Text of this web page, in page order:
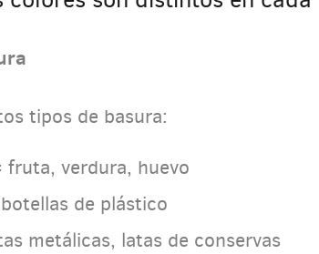
tipos de basura:
fruta, verdura, huevo
de plástico
metálicas, latas de conservas